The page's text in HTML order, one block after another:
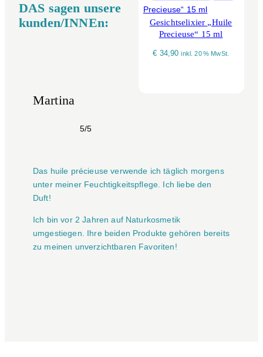
DAS sagen unsere
kunden/INNEn:
Gesichtselixier „Huile
Precieuse“ 15 ml
€ 34,90 inkl. 20 % MwSt.
Martina
5/5
Das huile précieuse verwende ich täglich morgens
unter meiner Feuchtigkeitspflege. Ich liebe den
Duft!
Ich bin vor 2 Jahren auf Naturkosmetik
umgestiegen. Ihre beiden Produkte gehören bereits
zu meinen unverzichtbaren Favoriten!